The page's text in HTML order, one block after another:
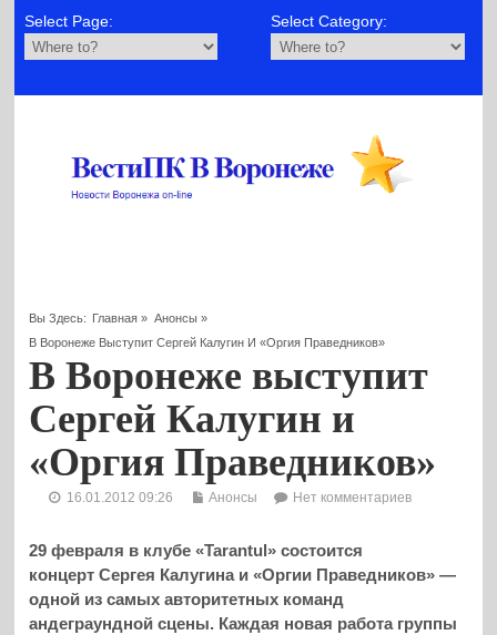
Select Page: Select Category:
Вы Здесь: Главная » Анонсы»
В Воронеже Выступит Сергей Калугин И «Оргия Праведников»
В Воронеже выступит
Сергей Калугин и
«Оргия Праведников»
16.01.2012 09:26 Анонсы Нет комментариев
29 февраля в клубе «Tarantul» состоится
концерт Сергея Калугина и «Оргии Праведников» —
одной из самых авторитетных команд
андеграундной сцены. Каждая новая работа группы